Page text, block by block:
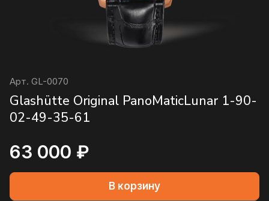
Арт. GL-0070
Glashütte Original PanoMaticLunar 1-90-
02-49-35-61
63 000 ₽
В корзину